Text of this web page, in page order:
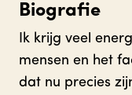
Biografie
Ik krijg veel
mensen en het
dat nu precies